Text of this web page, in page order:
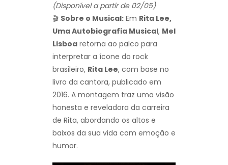
(Disponível a partir de 02/05)
🎬 Sobre o Musical: Em Rita Lee,
Uma Autobiografia Musical, Mel
Lisboa retorna ao palco para
interpretar a ícone do rock
brasileiro, Rita Lee, com base no
livro da cantora, publicado em
2016. A montagem traz uma visão
honesta e reveladora da carreira
de Rita, abordando os altos e
baixos da sua vida com emoção e
humor.